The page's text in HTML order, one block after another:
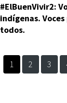
#ElBuenVivir2:
indígenas. Voces
todos.
1 2 3